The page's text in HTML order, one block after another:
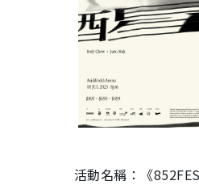
活動名稱：《